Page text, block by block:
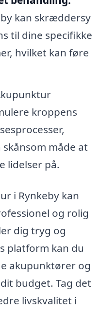
kan skræddersy
til dine specifikke
hvilket kan føre
kroppens
måde at
lidelser på.
i Rynkeby kan
og rolig
dig tryg og
platform kan du
akupunktører og
budget. Tag det
livskvalitet i